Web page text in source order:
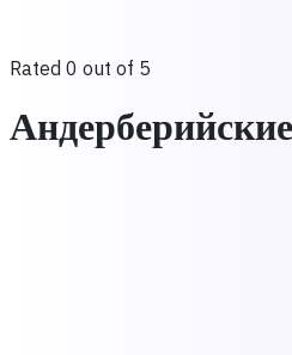
Rated 0 out of 5